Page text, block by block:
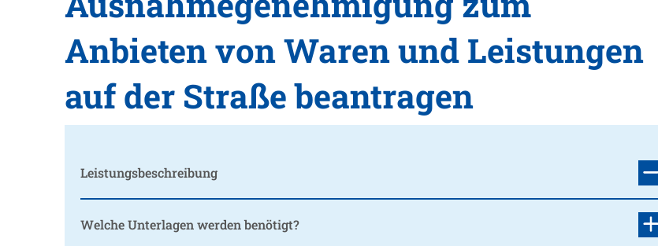
Anbieten von Waren und Leistungen
auf der Straße beantragen
Leistungsbeschreibung
Welche Unterlagen werden benötigt?